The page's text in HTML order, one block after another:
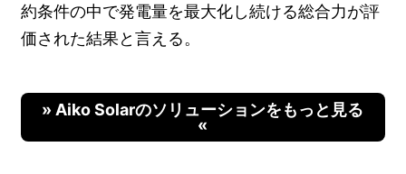
約条件の中で発電量を最大化し続ける総合力が評
価された結果と言える。
» Aiko Solarのソリューションをもっと見る
«